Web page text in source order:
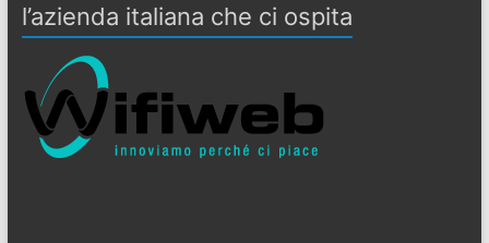
l’azienda italiana che ci ospita